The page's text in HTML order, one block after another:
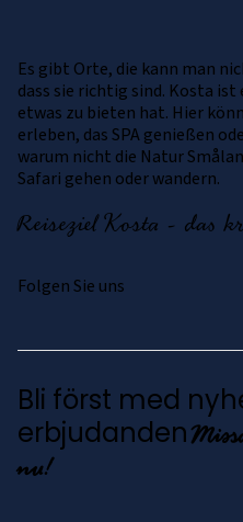
Es gibt Orte, die kann man
dass sie richtig sind. Kosta
etwas zu bieten hat. Hier
erleben, das SPA genießen
warum nicht die Natur
Safari gehen oder wandern.
Reiseziel Kosta - das
Folgen Sie uns
Bli först med
erbjudanden
nu!